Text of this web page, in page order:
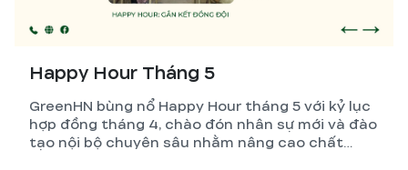
Happy Hour Tháng 5
GreenHN bùng nổ Happy Hour tháng 5 với kỷ lục
hợp đồng tháng 4, chào đón nhân sự mới và đào
tạo nội bộ chuyên sâu nhằm nâng cao chất